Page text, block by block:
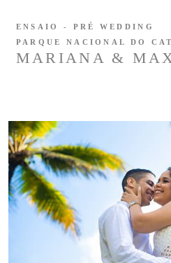
MARIANA &
ENSAIO - PRÉ WEDDING
PARQUE NACIONAL DO